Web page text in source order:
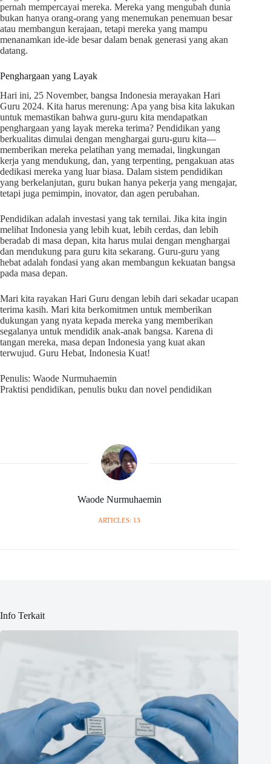
pernah mempercayai mereka. Mereka yang mengubah dunia
bukan hanya orang-orang yang menemukan penemuan besar
atau membangun kerajaan, tetapi mereka yang mampu
menanamkan ide-ide besar dalam benak generasi yang akan
datang.
Penghargaan yang Layak
Hari ini, 25 November, bangsa Indonesia merayakan Hari
Guru 2024. Kita harus merenung: Apa yang bisa kita lakukan
untuk memastikan bahwa guru-guru kita mendapatkan
penghargaan yang layak mereka terima? Pendidikan yang
berkualitas dimulai dengan menghargai guru-guru kita—
memberikan mereka pelatihan yang memadai, lingkungan
kerja yang mendukung, dan, yang terpenting, pengakuan atas
dedikasi mereka yang luar biasa. Dalam sistem pendidikan
yang berkelanjutan, guru bukan hanya pekerja yang mengajar,
tetapi juga pemimpin, inovator, dan agen perubahan.
Pendidikan adalah investasi yang tak ternilai. Jika kita ingin
melihat Indonesia yang lebih kuat, lebih cerdas, dan lebih
beradab di masa depan, kita harus mulai dengan menghargai
dan mendukung para guru kita sekarang. Guru-guru yang
hebat adalah fondasi yang akan membangun kekuatan bangsa
pada masa depan.
Mari kita rayakan Hari Guru dengan lebih dari sekadar ucapan
terima kasih. Mari kita berkomitmen untuk memberikan
dukungan yang nyata kepada mereka yang memberikan
segalanya untuk mendidik anak-anak bangsa. Karena di
tangan mereka, masa depan Indonesia yang kuat akan
terwujud. Guru Hebat, Indonesia Kuat!
Penulis: Waode Nurmuhaemin
Praktisi pendidikan, penulis buku dan novel pendidikan
Waode Nurmuhaemin
ARTICLES: 13
Info Terkait